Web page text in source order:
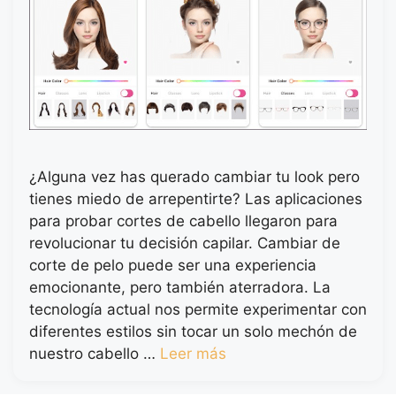
¿Alguna vez has querado cambiar tu look pero
tienes miedo de arrepentirte? Las aplicaciones
para probar cortes de cabello llegaron para
revolucionar tu decisión capilar. Cambiar de
corte de pelo puede ser una experiencia
emocionante, pero también aterradora. La
tecnología actual nos permite experimentar con
diferentes estilos sin tocar un solo mechón de
nuestro cabello … Leer más